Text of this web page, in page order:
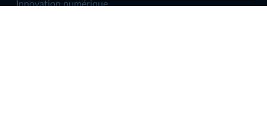
Innovation numérique